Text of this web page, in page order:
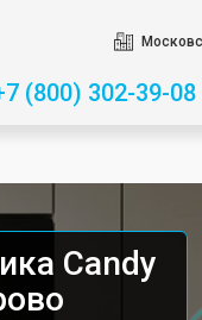
(800) 302-39-08
Candy